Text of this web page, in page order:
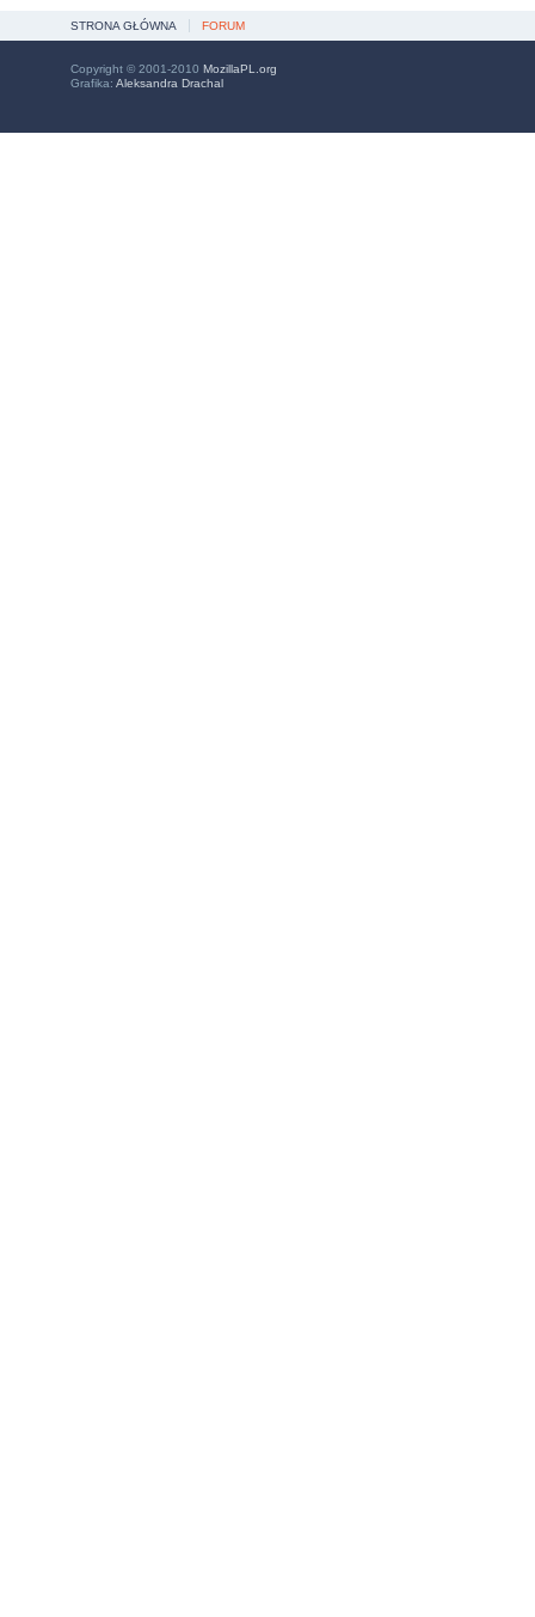
STRONA GŁÓWNA FORUM
Copyright © 2001-2010 MozillaPL.org
Grafika: Aleksandra Drachal